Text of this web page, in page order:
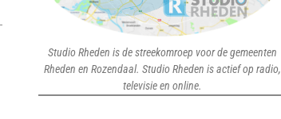
Studio Rheden is de streekomroep voor de gemeenten
Rheden en Rozendaal. Studio Rheden is actief op radio,
televisie en online.